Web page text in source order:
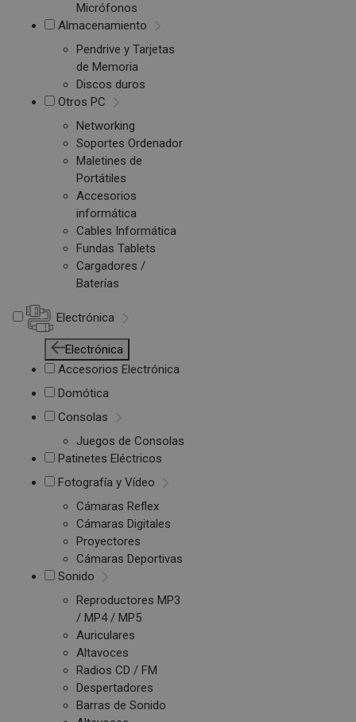
Micrófonos
Almacenamiento
Pendrive y Tarjetas
de Memoria
Discos duros
Otros PC
Networking
Soportes Ordenador
Maletines de
Portátiles
Accesorios
informática
Cables Informática
Fundas Tablets
Cargadores /
Baterías
Electrónica
Electrónica
Accesorios Electrónica
Domótica
Consolas
Juegos de Consolas
Patinetes Eléctricos
Fotografía y Vídeo
Cámaras Reflex
Cámaras Digitales
Proyectores
Cámaras Deportivas
Sonido
Reproductores MP3
/ MP4 / MP5
Auriculares
Altavoces
Radios CD / FM
Despertadores
Barras de Sonido